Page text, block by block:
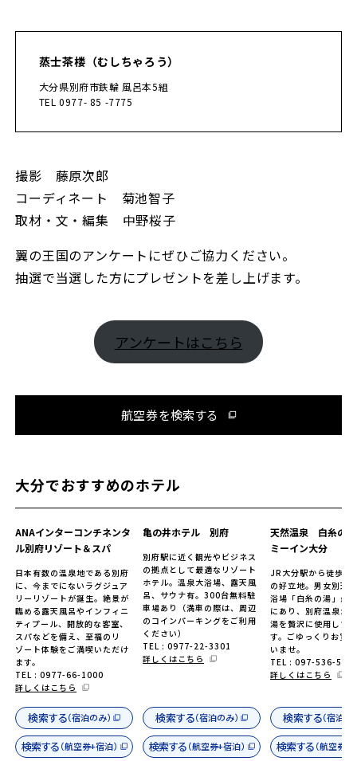
蒸士茶楼（むしちゃろう）
大分県別府市鉄輪 風呂本5組
TEL 0977- 85 -7775
撮影 藤原次郎
コーディネート 菊池智子
取材・文・編集 中野桜子
翼の王国のアンケートにぜひご協力ください。
抽選で当選した方にプレゼントを差し上げます。
アンケートはこちら
航空券を検索する
大分でおすすめのホテル
ANAインターコンチネンタ
ル別府リゾート＆スパ
日本有数の温泉地である別府
に、今までにないラグジュア
リーリゾートが誕生。絶景が
臨める露天風呂やインフィニ
ティプール、開放的な客室、
スパなどを備え、至福のリ
ゾート体験をご満喫いただけ
ます。
TEL : 0977-66-1000
詳しくはこちら
検索する（宿泊のみ）
検索する（航空券+宿泊）
亀の井ホテル 別府
別府駅に近く観光やビジネス
の拠点として最適なリゾート
ホテル。温泉大浴場、露天風
呂、サウナ有。300台無料駐
車場あり（満車の際は、周辺
のコインパーキングをご利用
ください）
TEL : 0977-22-3301
詳しくはこちら
検索する（宿泊のみ）
検索する（航空券+宿泊）
天然温泉 白糸の
ミーイン大分
JR大分駅から徒歩1
の好立地。男女別天
浴場「白糸の湯」最
にあり、別府温泉か
湯を贅沢に使用して
す。ごゆっくりお寛
いませ。
TEL : 097-536-
詳しくはこちら
検索する（宿泊の
検索する（航空券+